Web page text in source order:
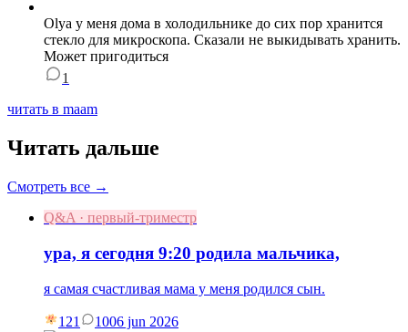
Olya у меня дома в холодильнике до сих пор хранится
стекло для микроскопа. Сказали не выкидывать хранить.
Может пригодиться
1
читать в maam
Читать дальше
Смотреть все →
Q&A · первый-триместр
ура, я сегодня 9:20 родила мальчика,
я самая счастливая мама у меня родился сын.
121 1006 jun 2026